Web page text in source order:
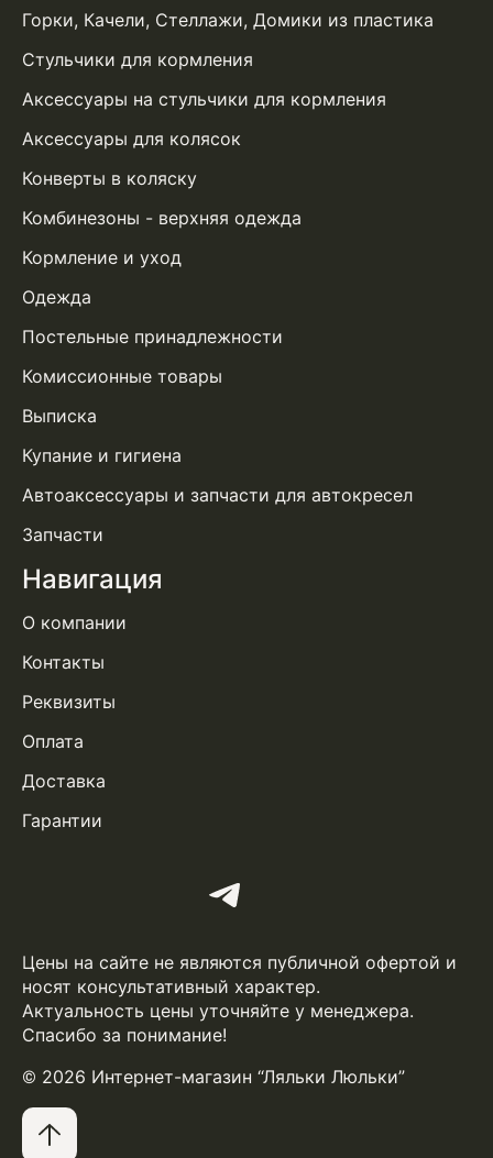
Горки, Качели, Стеллажи, Домики из пластика
Стульчики для кормления
Аксессуары на стульчики для кормления
Аксессуары для колясок
Конверты в коляску
Комбинезоны - верхняя одежда
Кормление и уход
Одежда
Постельные принадлежности
Комиссионные товары
Выписка
Купание и гигиена
Автоаксессуары и запчасти для автокресел
Запчасти
Навигация
О компании
Контакты
Реквизиты
Оплата
Доставка
Гарантии
Цены на сайте не являются публичной офертой и
носят консультативный характер.
Актуальность цены уточняйте у менеджера.
Спасибо за понимание!
© 2026 Интернет-магазин “Ляльки Люльки”